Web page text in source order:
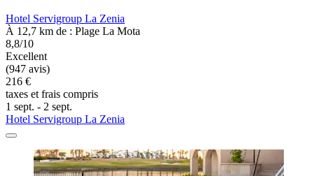
Hotel Servigroup La Zenia
À 12,7 km de : Plage La Mota
8,8/10
Excellent
(947 avis)
216 €
taxes et frais compris
1 sept. - 2 sept.
Hotel Servigroup La Zenia